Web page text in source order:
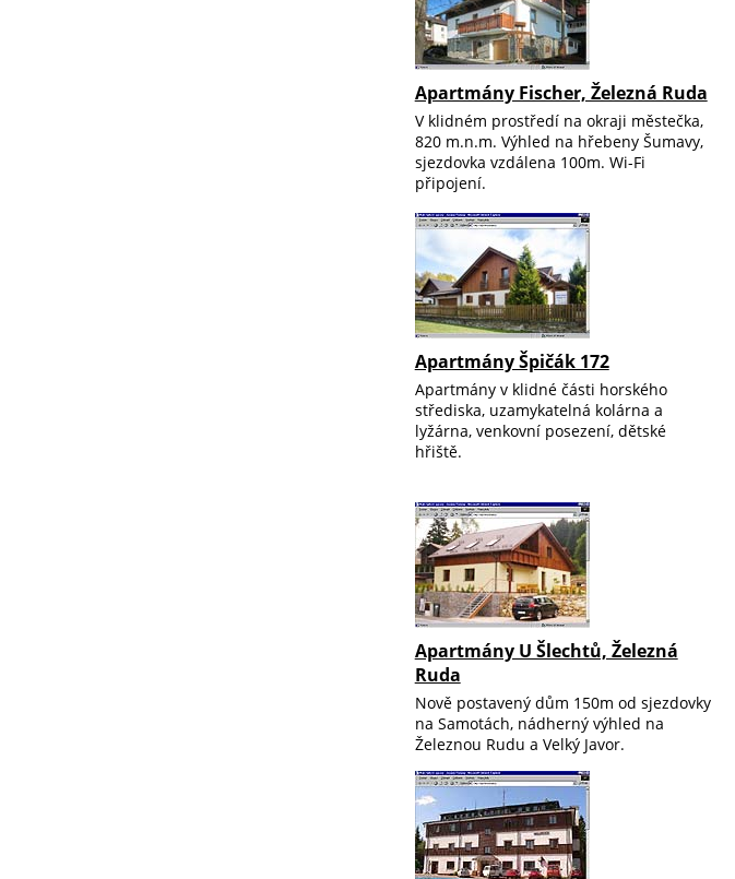
Apartmány Fischer, Železná Ruda
V klidném prostředí na okraji městečka,
820 m.n.m. Výhled na hřebeny Šumavy,
sjezdovka vzdálena 100m. Wi-Fi
připojení.
Apartmány Špičák 172
Apartmány v klidné části horského
střediska, uzamykatelná kolárna a
lyžárna, venkovní posezení, dětské
hřiště.
Apartmány U Šlechtů, Železná
Ruda
Nově postavený dům 150m od sjezdovky
na Samotách, nádherný výhled na
Železnou Rudu a Velký Javor.